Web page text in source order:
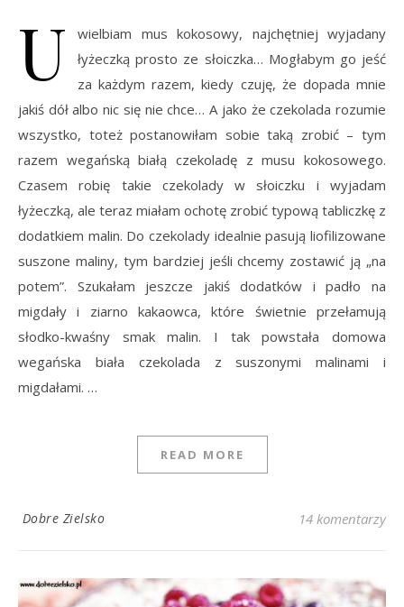
U
wielbiam mus kokosowy, najchętniej wyjadany
łyżeczką prosto ze słoiczka… Mogłabym go jeść
za każdym razem, kiedy czuję, że dopada mnie
jakiś dół albo nic się nie chce… A jako że czekolada rozumie
wszystko, toteż postanowiłam sobie taką zrobić – tym
razem wegańską białą czekoladę z musu kokosowego.
Czasem robię takie czekolady w słoiczku i wyjadam
łyżeczką, ale teraz miałam ochotę zrobić typową tabliczkę z
dodatkiem malin. Do czekolady idealnie pasują liofilizowane
suszone maliny, tym bardziej jeśli chcemy zostawić ją „na
potem”. Szukałam jeszcze jakiś dodatków i padło na
migdały i ziarno kakaowca, które świetnie przełamują
słodko-kwaśny smak malin. I tak powstała domowa
wegańska biała czekolada z suszonymi malinami i
migdałami. …
READ MORE
Dobre Zielsko 14 komentarzy